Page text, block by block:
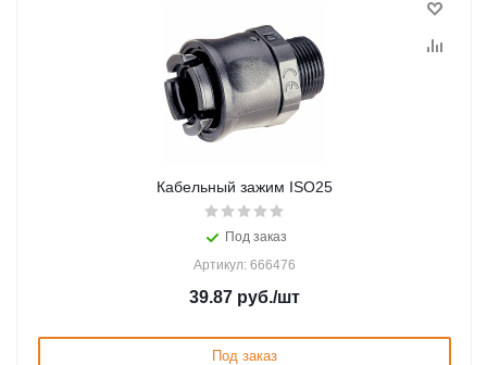
Кабельный зажим ISO25
Под заказ
Артикул: 666476
39.87 руб./шт
Под заказ